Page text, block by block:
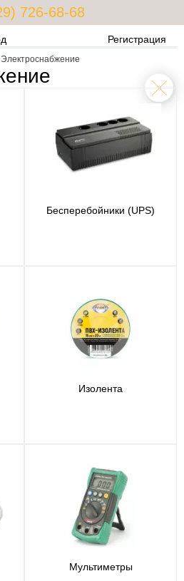
726-68-68
Регистрация
Электроснабжение
Бесперебойники (UPS)
Изолента
Мультиметры